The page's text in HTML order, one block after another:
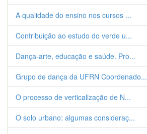
A qualidade do ensino nos cursos ...
Contribuição ao estudo do verde u...
Dança-arte, educação e saúde. Pro...
Grupo de dança da UFRN Coordenado...
O processo de verticalização de N...
O solo urbano: algumas consideraç...